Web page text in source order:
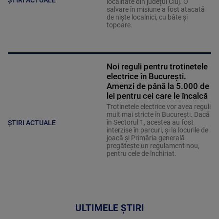
salvare în misiune a fost atacată
de niște localnici, cu bâte și
topoare.
ȘTIRI ACTUALE
Noi reguli pentru trotinetele
electrice în București.
Amenzi de până la 5.000 de
lei pentru cei care le încalcă
Trotinetele electrice vor avea reguli
mult mai stricte în București. Dacă
în Sectorul 1, acestea au fost
interzise în parcuri, și la locurile de
joacă și Primăria generală
pregătește un regulament nou,
pentru cele de închiriat.
ULTIMELE ȘTIRI